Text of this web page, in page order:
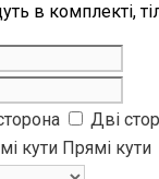
в комплекті,
Дві
Прямі кути